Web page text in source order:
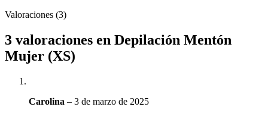
Valoraciones (3)
3 valoraciones en Depilación Mentón
Mujer (XS)
Carolina – 3 de marzo de 2025